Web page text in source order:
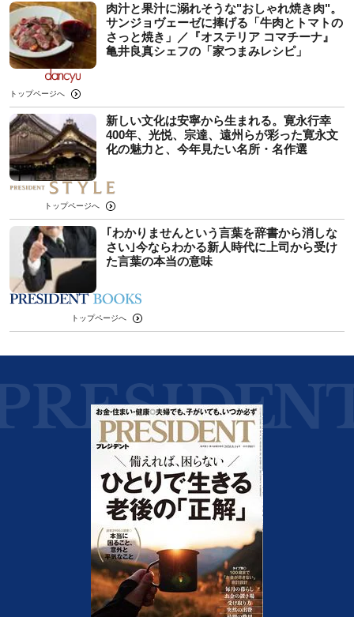
肉汁と果汁に溺れそうな"おしゃれ焼き肉"。
サンジョヴェーゼに捧げる「牛肉とトマトの
さっと焼き」／『オステリア コマチーナ』
亀井良真シェフの「家つまみレシピ」
トップページへ
新しい文化は安寧から生まれる。寛永行幸
400年、光悦、宗達、遠州らが彩った寛永文
化の魅力と、今年見たい名所・名作選
トップページへ
｢わかりませんという言葉を辞書から消しな
さい｣今ならわかる新人時代に上司から受け
た言葉の本当の意味
トップページへ